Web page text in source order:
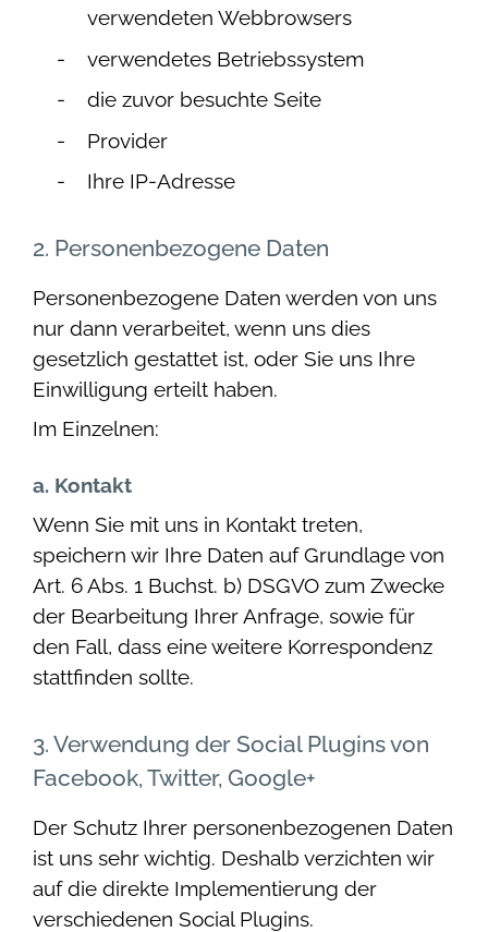
verwendeten Webbrowsers
verwendetes Betriebssystem
die zuvor besuchte Seite
Provider
Ihre IP-Adresse
2. Personenbezogene Daten
Personenbezogene Daten werden von uns
nur dann verarbeitet, wenn uns dies
gesetzlich gestattet ist, oder Sie uns Ihre
Einwilligung erteilt haben.
Im Einzelnen:
a. Kontakt
Wenn Sie mit uns in Kontakt treten,
speichern wir Ihre Daten auf Grundlage von
Art. 6 Abs. 1 Buchst. b) DSGVO zum Zwecke
der Bearbeitung Ihrer Anfrage, sowie für
den Fall, dass eine weitere Korrespondenz
stattfinden sollte.
3. Verwendung der Social Plugins von
Facebook, Twitter, Google+
Der Schutz Ihrer personenbezogenen Daten
ist uns sehr wichtig. Deshalb verzichten wir
auf die direkte Implementierung der
verschiedenen Social Plugins.